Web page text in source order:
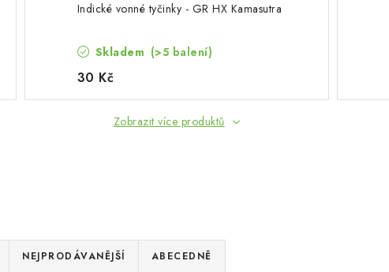
Indické vonné tyčinky - GR HX Kamasutra
Skladem (>5 balení)
30 Kč
Zobrazit více produktů
NEJPRODÁVANĚJŠÍ ABECEDNĚ